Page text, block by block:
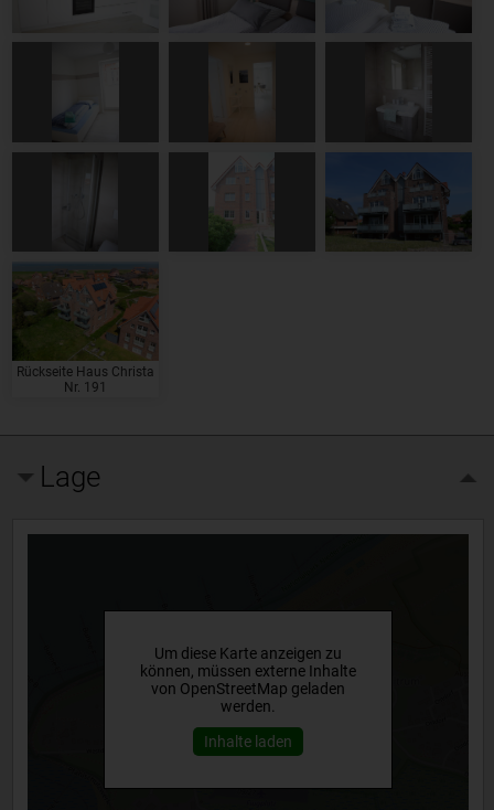
Rückseite Haus Christa
Nr. 191
Lage
Um diese Karte anzeigen zu
können, müssen externe Inhalte
von OpenStreetMap geladen
werden.
Inhalte laden